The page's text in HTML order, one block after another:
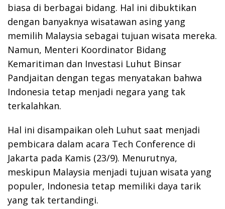
biasa di berbagai bidang. Hal ini dibuktikan
dengan banyaknya wisatawan asing yang
memilih Malaysia sebagai tujuan wisata mereka.
Namun, Menteri Koordinator Bidang
Kemaritiman dan Investasi Luhut Binsar
Pandjaitan dengan tegas menyatakan bahwa
Indonesia tetap menjadi negara yang tak
terkalahkan.
Hal ini disampaikan oleh Luhut saat menjadi
pembicara dalam acara Tech Conference di
Jakarta pada Kamis (23/9). Menurutnya,
meskipun Malaysia menjadi tujuan wisata yang
populer, Indonesia tetap memiliki daya tarik
yang tak tertandingi.